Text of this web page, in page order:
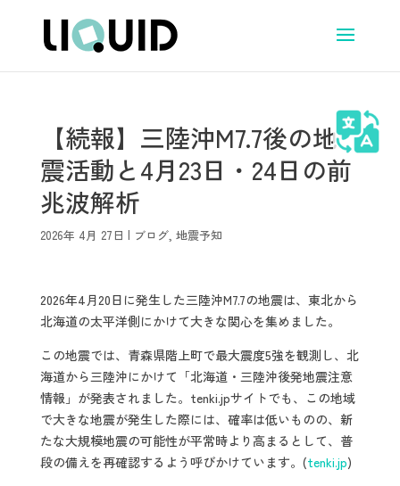
【続報】三陸沖M7.7後の地
震活動と4月23日・24日の前
兆波解析
2026年 4月 27日 | ブログ, 地震予知
2026年4月20日に発生した三陸沖M7.7の地震は、東北から
北海道の太平洋側にかけて大きな関心を集めました。
この地震では、青森県階上町で最大震度5強を観測し、北
海道から三陸沖にかけて「北海道・三陸沖後発地震注意
情報」が発表されました。tenki.jpサイトでも、この地域
で大きな地震が発生した際には、確率は低いものの、新
たな大規模地震の可能性が平常時より高まるとして、普
段の備えを再確認するよう呼びかけています。(tenki.jp)